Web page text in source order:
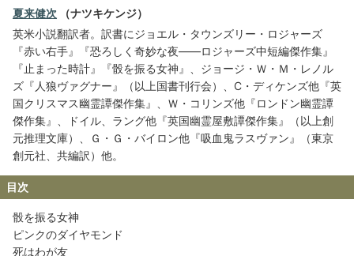
夏来健次 （ナツキケンジ）
英米小説翻訳者。訳書にジョエル・タウンズリー・ロジャーズ
『赤い右手』『恐ろしく奇妙な夜――ロジャーズ中短編傑作集』
『止まった時計』『骰を振る女神』、ジョージ・Ｗ・Ｍ・レノル
ズ『人狼ヴァグナー』（以上国書刊行会）、C・ディケンズ他『英
国クリスマス幽霊譚傑作集』、Ｗ・コリンズ他『ロンドン幽霊譚
傑作集』、ドイル、ラング他『英国幽霊屋敷譚傑作集』（以上創
元推理文庫）、Ｇ・Ｇ・バイロン他『吸血鬼ラスヴァン』（東京
創元社、共編訳）他。
目次
骰を振る女神
ピンクのダイヤモンド
死はわが友